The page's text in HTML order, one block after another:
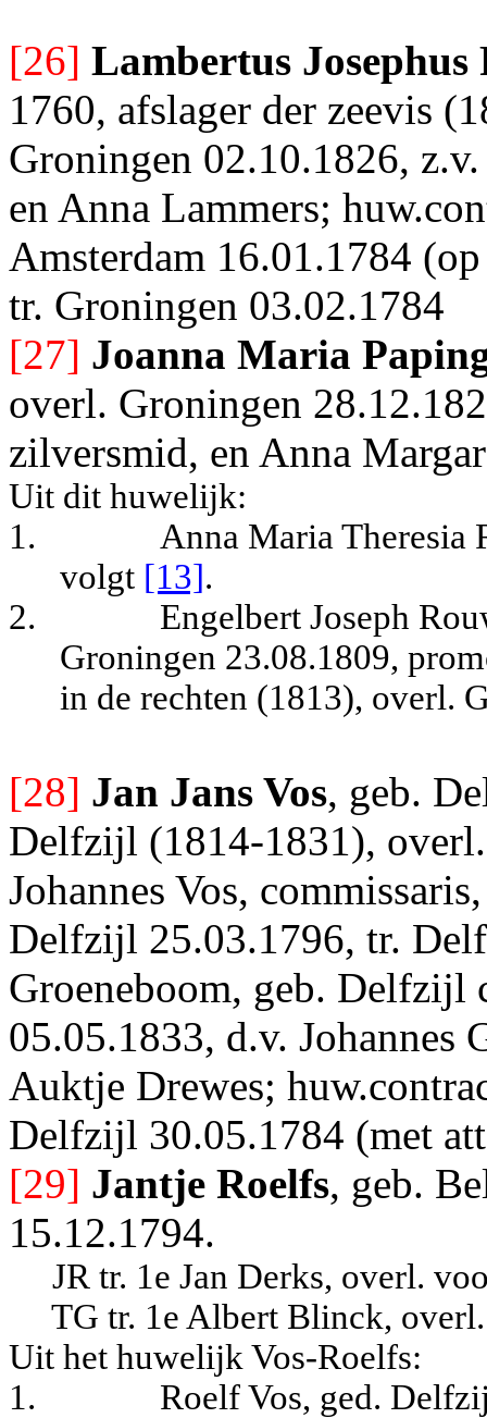
[26] Lambertus Josephus
1760, afslager der zeevis
Groningen 02.10.1826,
en Anna Lammers;
Amsterdam 16.01.1784
tr. Groningen 03.02.1784
[27] Joanna Maria
overl. Groningen
zilversmid, en Anna
Uit dit huwelijk:
1.
Anna Maria Theresia
volgt [13].
2.
Engelbert Joseph
Groningen 23.08.1809,
in de rechten (1813), overl.
[28] Jan Jans Vos, geb.
Delfzijl (1814-1831),
Johannes Vos,
Delfzijl 25.03.1796, tr.
Groeneboom, geb.
05.05.1833, d.v. Johannes
Auktje Drewes;
Delfzijl 30.05.1784 (met
[29] Jantje Roelfs, geb.
15.12.1794.
JR tr. 1e Jan Derks, overl.
TG tr. 1e Albert Blinck,
Uit het huwelijk Vos-Roelfs:
1.
Roelf Vos, ged.